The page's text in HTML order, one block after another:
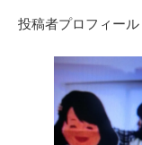
投稿者プロフィール